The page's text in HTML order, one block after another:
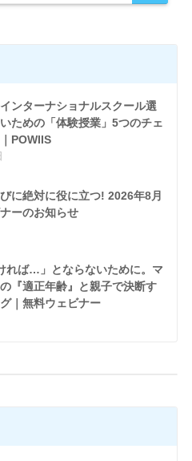
ンターナショナルスクール選
ための「体験授業」5つのチェ
POWIIS
に絶対に役に立つ! 2026年8月
ーのお知らせ
れば…」とならないために。マ
『適正年齢』と親子で決断す
｜無料ウェビナー